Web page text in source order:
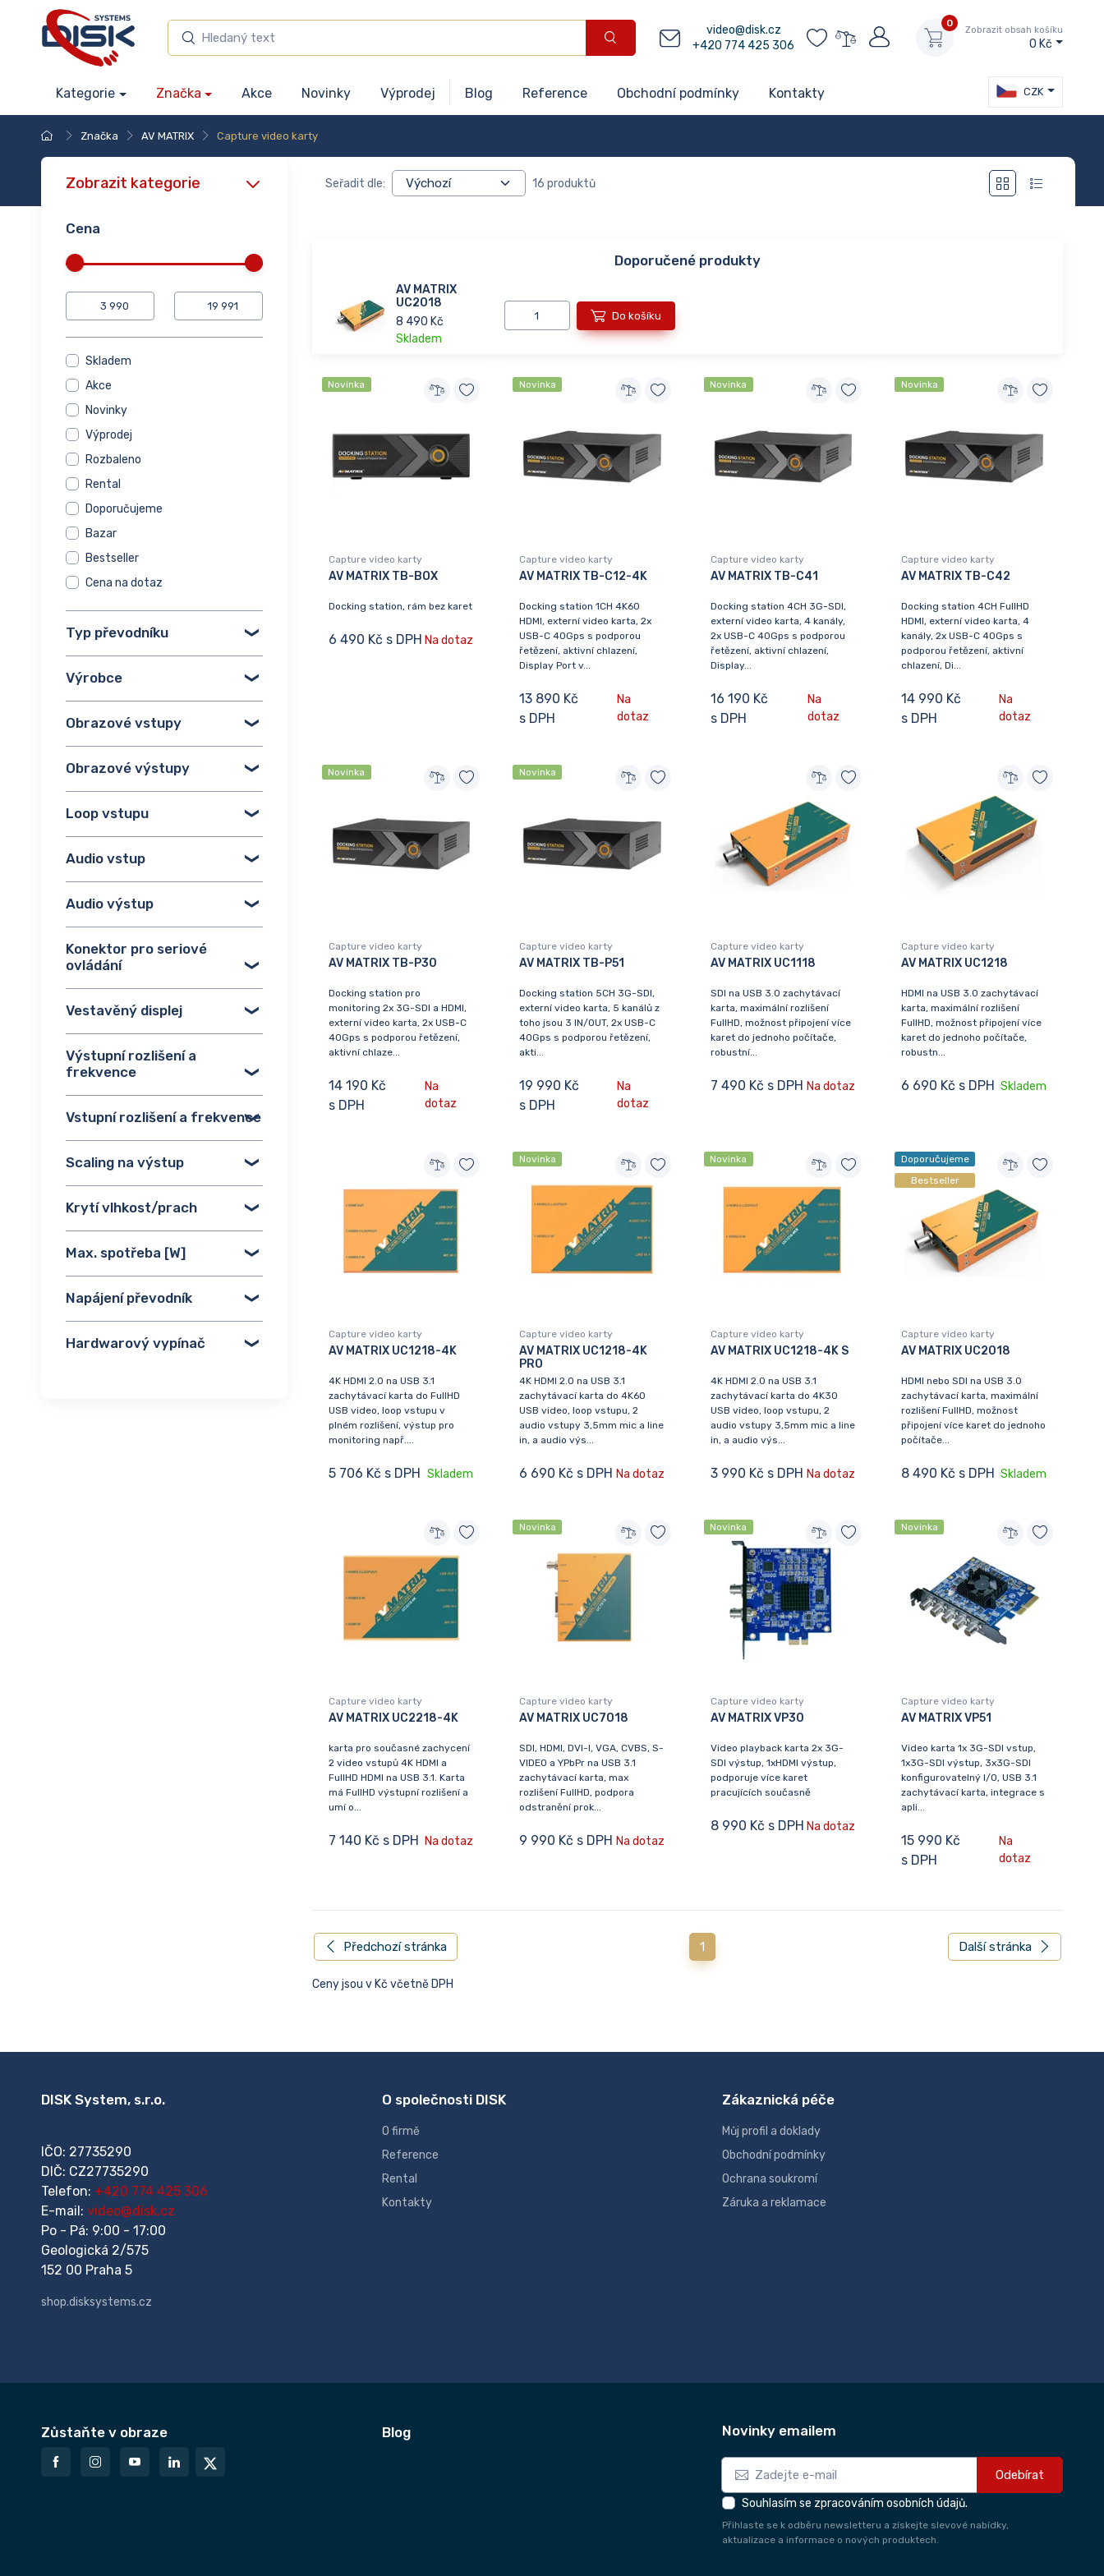
video@disk.cz
+420 774 425 306
0
Zobrazit obsah košíku
0 Kč
Kategorie Značka Akce Novinky Výprodej Blog Reference Obchodní podmínky Kontakty CZK
Značka AV MATRIX Capture video karty
Zobrazit kategorie
Cena
Skladem
Akce
Novinky
Výprodej
Rozbaleno
Rental
Doporučujeme
Bazar
Bestseller
Cena na dotaz
Typ převodníku
Výrobce
Obrazové vstupy
Obrazové výstupy
Loop vstupu
Audio vstup
Audio výstup
Konektor pro seriové
ovládání
Vestavěný displej
Výstupní rozlišení a
frekvence
Vstupní rozlišení a frekvence
Scaling na výstup
Krytí vlhkost/prach
Max. spotřeba [W]
Napájení převodník
Hardwarový vypínač
Seřadit dle: 16 produktů
Doporučené produkty
AV MATRIX
UC2018
8 490 Kč
Skladem
Do košíku
Novinka
Capture video karty
AV MATRIX TB-BOX
Docking station, rám bez karet
6 490 Kč s DPH Na dotaz
Novinka
Capture video karty
AV MATRIX TB-C12-4K
Docking station 1CH 4K60
HDMI, externí video karta, 2x
USB-C 40Gps s podporou
řetězení, aktivní chlazení,
Display Port v...
13 890 Kč
s DPH
Na
dotaz
Novinka
Capture video karty
AV MATRIX TB-C41
Docking station 4CH 3G-SDI,
externí video karta, 4 kanály,
2x USB-C 40Gps s podporou
řetězení, aktivní chlazení,
Display...
16 190 Kč
s DPH
Na
dotaz
Novinka
Capture video karty
AV MATRIX TB-C42
Docking station 4CH FullHD
HDMI, externí video karta, 4
kanály, 2x USB-C 40Gps s
podporou řetězení, aktivní
chlazení, Di...
14 990 Kč
s DPH
Na
dotaz
Novinka
Capture video karty
AV MATRIX TB-P30
Docking station pro
monitoring 2x 3G-SDI a HDMI,
externí video karta, 2x USB-C
40Gps s podporou řetězení,
aktivní chlaze...
14 190 Kč
s DPH
Na
dotaz
Novinka
Capture video karty
AV MATRIX TB-P51
Docking station 5CH 3G-SDI,
externí video karta, 5 kanálů z
toho jsou 3 IN/OUT, 2x USB-C
40Gps s podporou řetězení,
akti...
19 990 Kč
s DPH
Na
dotaz
Capture video karty
AV MATRIX UC1118
SDI na USB 3.0 zachytávací
karta, maximální rozlišení
FullHD, možnost připojení více
karet do jednoho počítače,
robustní...
7 490 Kč s DPH Na dotaz
Capture video karty
AV MATRIX UC1218
HDMI na USB 3.0 zachytávací
karta, maximální rozlišení
FullHD, možnost připojení více
karet do jednoho počítače,
robustn...
6 690 Kč s DPH Skladem
Capture video karty
AV MATRIX UC1218-4K
4K HDMI 2.0 na USB 3.1
zachytávací karta do FullHD
USB video, loop vstupu v
plném rozlišení, výstup pro
monitoring např....
5 706 Kč s DPH Skladem
Novinka
Capture video karty
AV MATRIX UC1218-4K
PRO
4K HDMI 2.0 na USB 3.1
zachytávací karta do 4K60
USB video, loop vstupu, 2
audio vstupy 3,5mm mic a line
in, a audio výs...
6 690 Kč s DPH Na dotaz
Novinka
Capture video karty
AV MATRIX UC1218-4K S
4K HDMI 2.0 na USB 3.1
zachytávací karta do 4K30
USB video, loop vstupu, 2
audio vstupy 3,5mm mic a line
in, a audio výs...
3 990 Kč s DPH Na dotaz
Doporučujeme
Bestseller
Capture video karty
AV MATRIX UC2018
HDMI nebo SDI na USB 3.0
zachytávací karta, maximální
rozlišení FullHD, možnost
připojení více karet do jednoho
počítače...
8 490 Kč s DPH Skladem
Capture video karty
AV MATRIX UC2218-4K
karta pro současné zachycení
2 video vstupů 4K HDMI a
FullHD HDMI na USB 3.1. Karta
má FullHD výstupní rozlišení a
umí o...
7 140 Kč s DPH Na dotaz
Novinka
Capture video karty
AV MATRIX UC7018
SDI, HDMI, DVI-I, VGA, CVBS, S-
VIDEO a YPbPr na USB 3.1
zachytávací karta, max
rozlišení FullHD, podpora
odstranění prok...
9 990 Kč s DPH Na dotaz
Novinka
Capture video karty
AV MATRIX VP30
Video playback karta 2x 3G-
SDI výstup, 1xHDMI výstup,
podporuje více karet
pracujících současně
8 990 Kč s DPH Na dotaz
Novinka
Capture video karty
AV MATRIX VP51
Video karta 1x 3G-SDI vstup,
1x3G-SDI výstup, 3x3G-SDI
konfigurovatelný I/O, USB 3.1
zachytávací karta, integrace s
apli...
15 990 Kč
s DPH
Na
dotaz
Předchozí stránka 1 Další stránka
Ceny jsou v Kč včetně DPH
DISK System, s.r.o.
IČO: 27735290
DIČ: CZ27735290
Telefon: +420 774 425 306
E-mail: video@disk.cz
Po - Pá: 9:00 - 17:00
Geologická 2/575
152 00 Praha 5
shop.disksystems.cz
O společnosti DISK
O firmě
Reference
Rental
Kontakty
Zákaznická péče
Můj profil a doklady
Obchodní podmínky
Ochrana soukromí
Záruka a reklamace
Zůstaňte v obraze Blog Novinky emailem
Odebírat
Souhlasím se zpracováním osobních údajů.
Přihlaste se k odběru newsletteru a získejte slevové nabídky,
aktualizace a informace o nových produktech.